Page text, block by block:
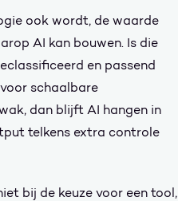
ook wordt, de waarde
AI kan bouwen. Is die
en passend
schaalbare
dan blijft AI hangen in
telkens extra controle
bij de keuze voor een tool,